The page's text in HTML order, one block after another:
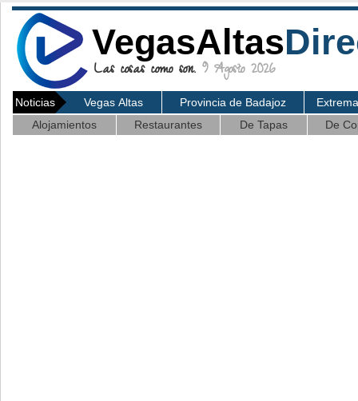
VegasAltas
Las cosas como son. 9 Agosto 2026
Noticias Vegas Altas Provincia de Badajoz
Alojamientos
Restaurantes De Tapas De